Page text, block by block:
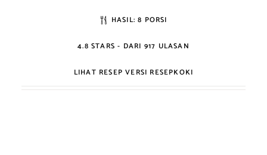
HASIL: 8 PORSI
4.8 STARS - DARI 917 ULASAN
LIHAT RESEP VERSI RESEPKOKI